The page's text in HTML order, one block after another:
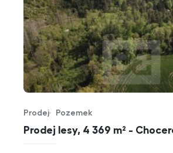
Prodej lesy, 4 369 m² -
Typ nabídky
Prodej
Typ nemovitosti
Pozemek